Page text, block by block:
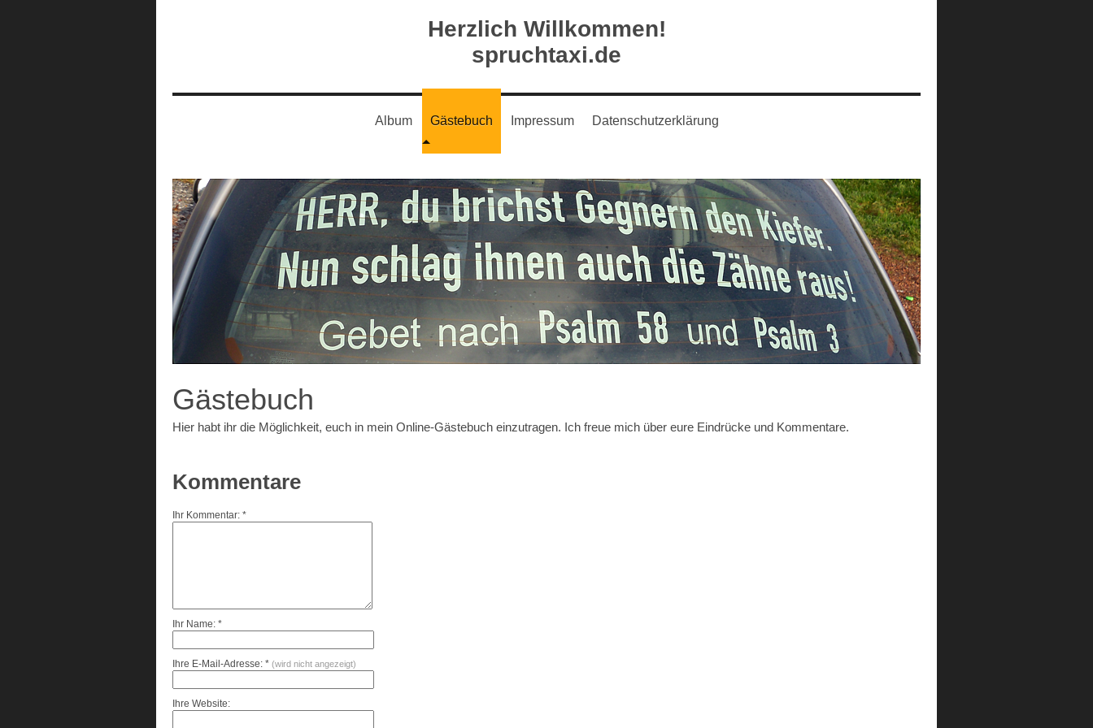
Herzlich Willkommen!
spruchtaxi.de
Album Gästebuch Impressum Datenschutzerklärung
Gästebuch
Hier habt ihr die Möglichkeit, euch in mein Online-Gästebuch einzutragen. Ich freue mich über eure Eindrücke und Kommentare.
Kommentare
Ihr Kommentar: *
Ihr Name: *
Ihre E-Mail-Adresse: * (wird nicht angezeigt)
Ihre Website: